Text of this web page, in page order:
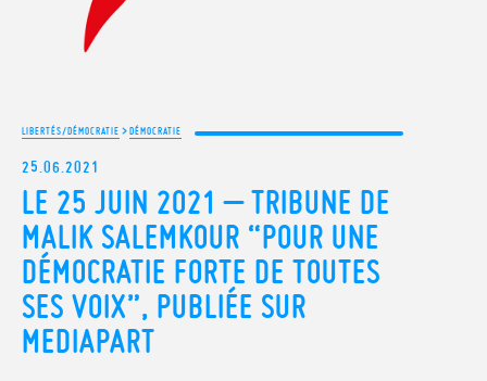
LIBERTÉS/DÉMOCRATIE >DÉMOCRATIE
25.06.2021
LE 25 JUIN 2021 – TRIBUNE DE
MALIK SALEMKOUR “POUR UNE
DÉMOCRATIE FORTE DE TOUTES
SES VOIX”, PUBLIÉE SUR
MEDIAPART